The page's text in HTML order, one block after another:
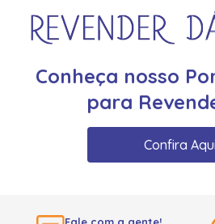
Conheça nosso
para
Confira
Fale com a gente!